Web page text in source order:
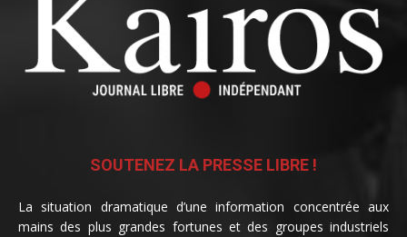
SOUTENEZ LA PRESSE LIBRE !
La situation dramatique d’une information concentrée aux
mains des plus grandes fortunes et des groupes industriels